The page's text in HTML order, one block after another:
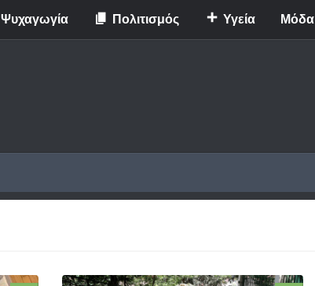
Ψυχαγωγία Πολιτισμός Υγεία Μόδα